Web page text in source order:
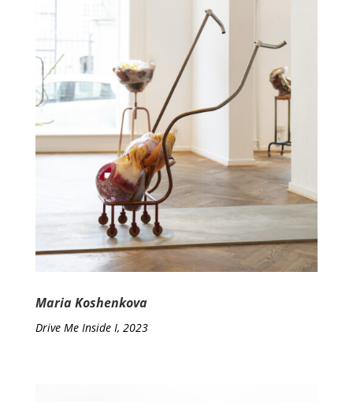
Maria Koshenkova
Drive Me Inside I, 2023